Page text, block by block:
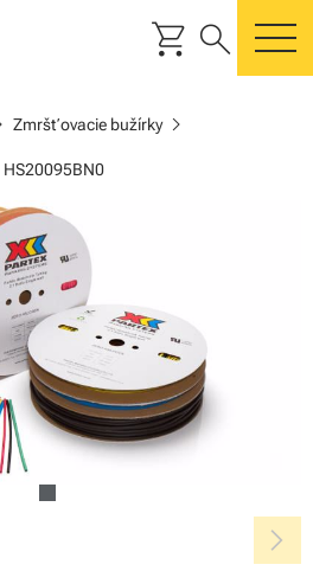
shopping_cart search
Zmršťovacie bužírkychevron_right
HS20095BN0
chevron_right